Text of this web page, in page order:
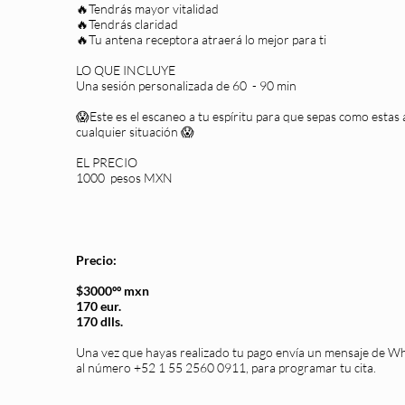
🔥Tendrás mayor vitalidad
🔥Tendrás claridad
🔥Tu antena receptora atraerá lo mejor para ti
LO QUE INCLUYE
Una sesión personalizada de 60 - 90 min
😱Este es el escaneo a tu espíritu para que sepas como estas
cualquier situación 😱
EL PRECIO
1000 pesos MXN
Precio:
$3000ºº mxn
170 eur.
170 dlls.
Una vez que hayas realizado tu pago envía un mensaje de
al número +52 1 55 2560 0911, para programar tu cita.